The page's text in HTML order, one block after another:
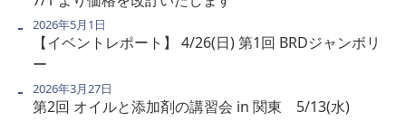
【イベントレポート】 4/26(日) 第1回 BRDジャンボリ
ー
2026年5月1日
第2回 オイルと添加剤の講習会 in 関東 5/13(水)
2026年3月27日